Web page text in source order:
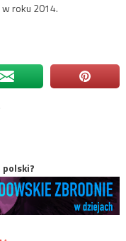
roku 2014.
polski?